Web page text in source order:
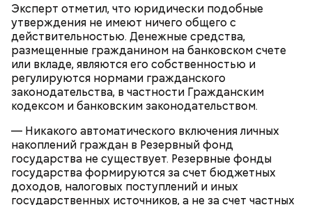
Эксперт отметил, что юридически подобные
утверждения не имеют ничего общего с
действительностью. Денежные средства,
размещенные гражданином на банковском счете
или вкладе, являются его собственностью и
регулируются нормами гражданского
законодательства, в частности Гражданским
кодексом и банковским законодательством.
— Никакого автоматического включения личных
накоплений граждан в Резервный фонд
государства не существует. Резервные фонды
государства формируются за счет бюджетных
доходов, налоговых поступлений и иных
государственных источников, а не за счет частных
Уберут отеки и улучшат зрение:
диетолог Соломатина рассказала
о пользе кабачков
Кабачки, тушеные с курицей
Как приготовить домашний
майонез: три простых рецепта
Эндокринолог Куликова
объяснила, в чем заключается
польза сезонных овощей и
фруктов
Фото: Shutterstock